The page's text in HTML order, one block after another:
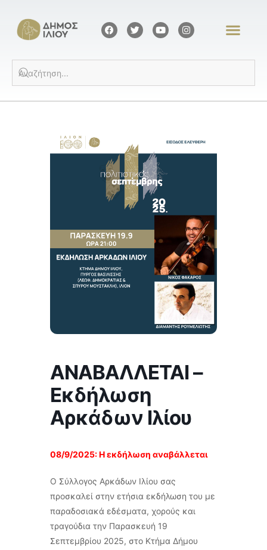
ΑΝΑΒΑΛΛΕΤΑΙ –
Εκδήλωση
Αρκάδων Ιλίου
08/9/2025: Η εκδήλωση αναβάλλεται
Ο Σύλλογος Αρκάδων Ιλίου σας
προσκαλεί στην ετήσια εκδήλωση του με
παραδοσιακά εδέσματα, χορούς και
τραγούδια την Παρασκευή 19
Σεπτεμβρίου 2025, στο Κτήμα Δήμου